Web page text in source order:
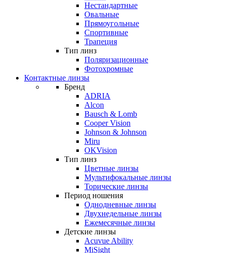
Нестандартные
Овальные
Прямоугольные
Спортивные
Трапеция
Тип линз
Поляризационные
Фотохромные
Контактные линзы
Бренд
ADRIA
Alcon
Bausch & Lomb
Cooper Vision
Johnson & Johnson
Miru
OKVision
Тип линз
Цветные линзы
Мультифокальные линзы
Торические линзы
Период ношения
Однодневные линзы
Двухнедельные линзы
Ежемесячные линзы
Детские линзы
Acuvue Ability
MiSight